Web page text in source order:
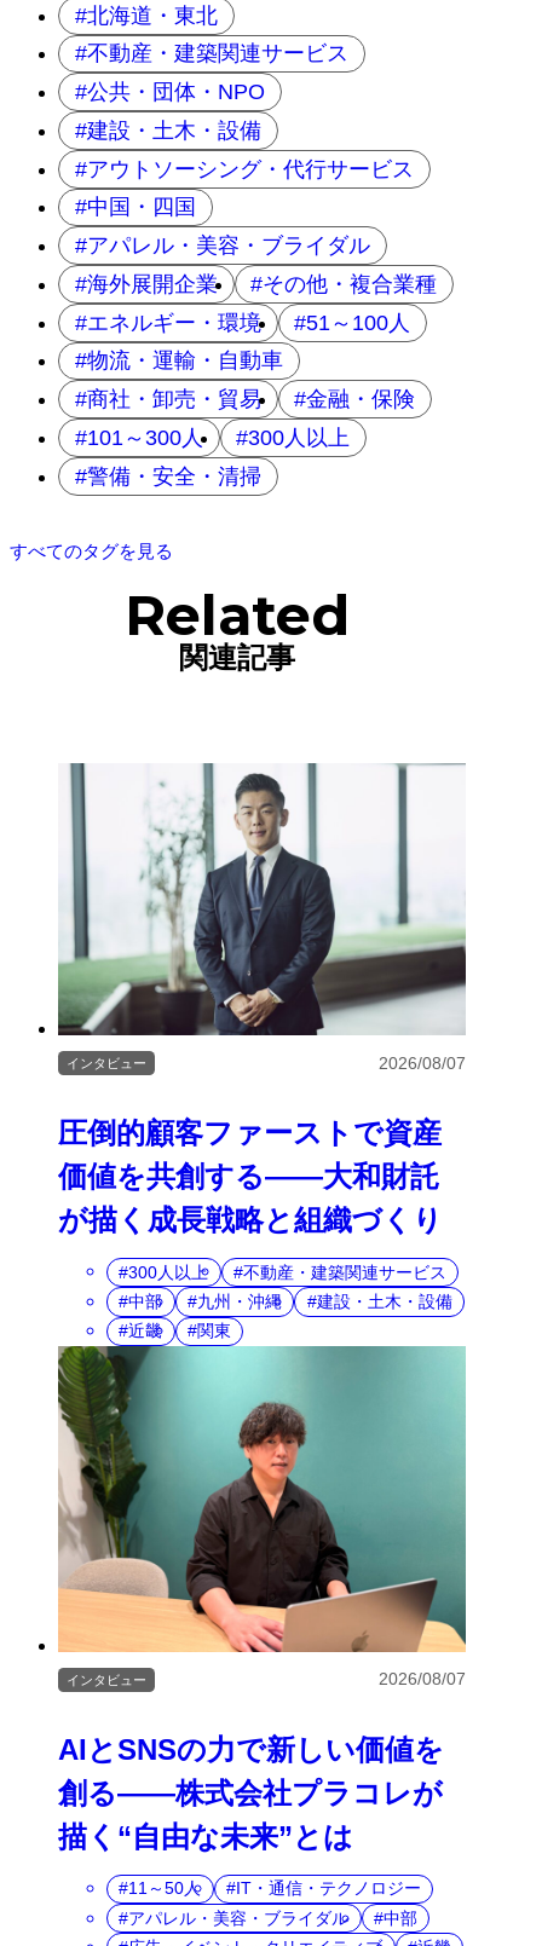
北海道・東北
不動産・建築関連サービス
公共・団体・NPO
建設・土木・設備
アウトソーシング・代行サービス
中国・四国
アパレル・美容・ブライダル
海外展開企業
その他・複合業種
エネルギー・環境
51～100人
物流・運輸・自動車
商社・卸売・貿易
金融・保険
101～300人
300人以上
警備・安全・清掃
すべてのタグを見る
Related
関連記事
圧倒的顧客ファーストで資産
価値を共創する――大和財託
が描く成長戦略と組織づくり
インタビュー 2026/08/07
300人以上
不動産・建築関連サービス
中部
九州・沖縄
建設・土木・設備
近畿
関東
AIとSNSの力で新しい価値を
創る――株式会社プラコレが
描く“自由な未来”とは
インタビュー 2026/08/07
11～50人
IT・通信・テクノロジー
アパレル・美容・ブライダル
中部